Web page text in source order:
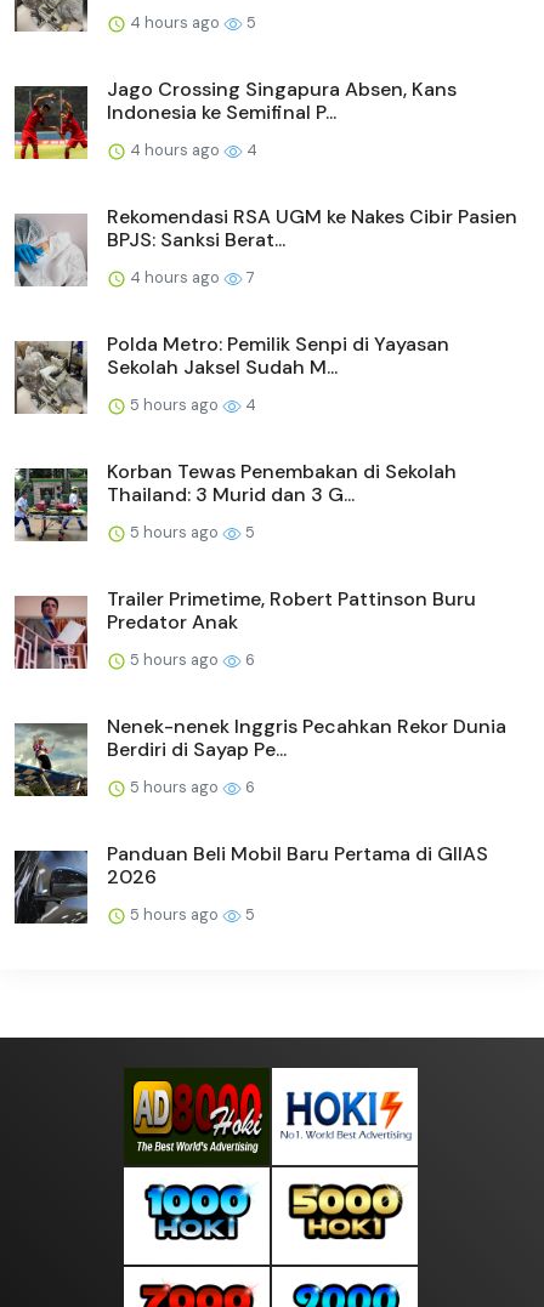
4 hours ago 5
Jago Crossing Singapura Absen, Kans
Indonesia ke Semifinal P...
4 hours ago 4
Rekomendasi RSA UGM ke Nakes Cibir Pasien
BPJS: Sanksi Berat...
4 hours ago 7
Polda Metro: Pemilik Senpi di Yayasan
Sekolah Jaksel Sudah M...
5 hours ago 4
Korban Tewas Penembakan di Sekolah
Thailand: 3 Murid dan 3 G...
5 hours ago 5
Trailer Primetime, Robert Pattinson Buru
Predator Anak
5 hours ago 6
Nenek-nenek Inggris Pecahkan Rekor Dunia
Berdiri di Sayap Pe...
5 hours ago 6
Panduan Beli Mobil Baru Pertama di GIIAS
2026
5 hours ago 5